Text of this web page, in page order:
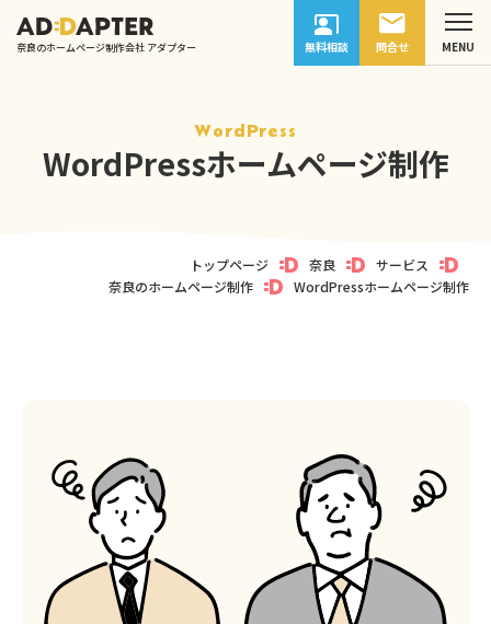
奈良のホームページ制作会社 アダプター 無料相談 問合せ
WordPress
WordPressホームページ制作
トップページ 奈良
サービス
奈良のホームページ制作
WordPressホームページ制作